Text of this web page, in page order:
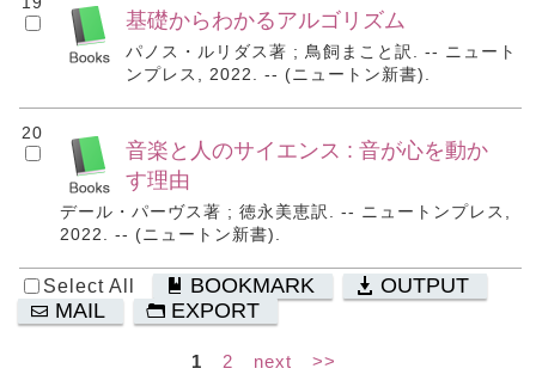
基礎からわかるアルゴリズム
パノス・ルリダス著 ; 鳥飼まこと訳. -- ニュート
ンプレス, 2022. -- (ニュートン新書).
20
音楽と人のサイエンス : 音が心を動か
す理由
デール・パーヴス著 ; 徳永美恵訳. -- ニュートンプレス,
2022. -- (ニュートン新書).
Select All BOOKMARK
OUTPUT
MAIL
EXPORT
1 2 next >>